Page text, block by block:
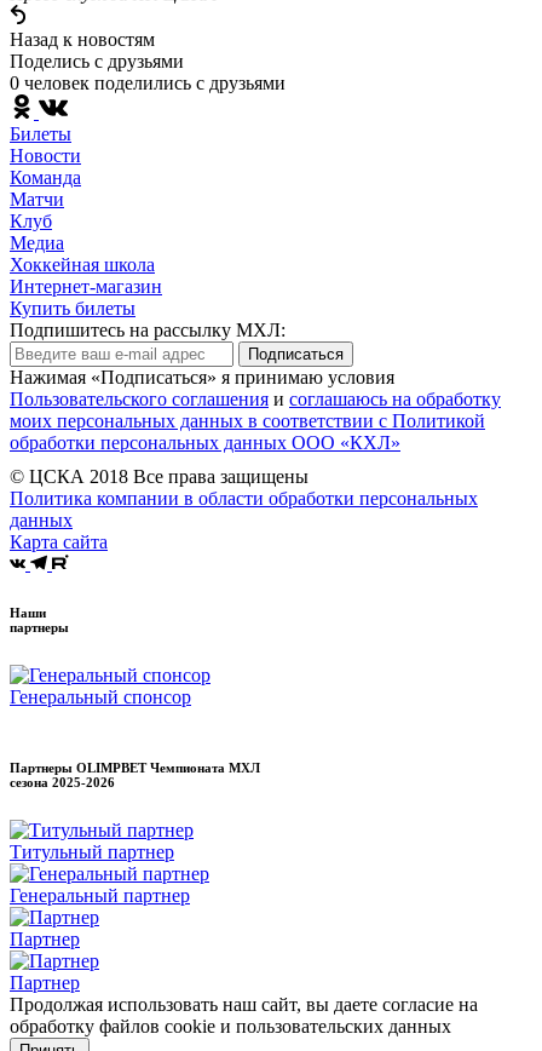
Назад к новостям
Поделись c друзьями
0 человек поделились c друзьями
Билеты
Новости
Команда
Матчи
Клуб
Медиа
Хоккейная школа
Интернет-магазин
Купить билеты
Подпишитесь на рассылку МХЛ:
Подписаться
Нажимая «Подписаться» я принимаю условия
Пользовательского соглашения и соглашаюсь на обработку
моих персональных данных в соответствии с Политикой
обработки персональных данных ООО «КХЛ»
© ЦСКА 2018 Все права защищены
Политика компании в области обработки персональных
данных
Карта сайта
Наши
партнеры
Генеральный спонсор
Партнеры OLIMPBET Чемпионата МХЛ
сезона 2025-2026
Титульный партнер
Генеральный партнер
Партнер
Партнер
Продолжая использовать наш сайт, вы даете согласие на
обработку файлов cookie и пользовательских данных